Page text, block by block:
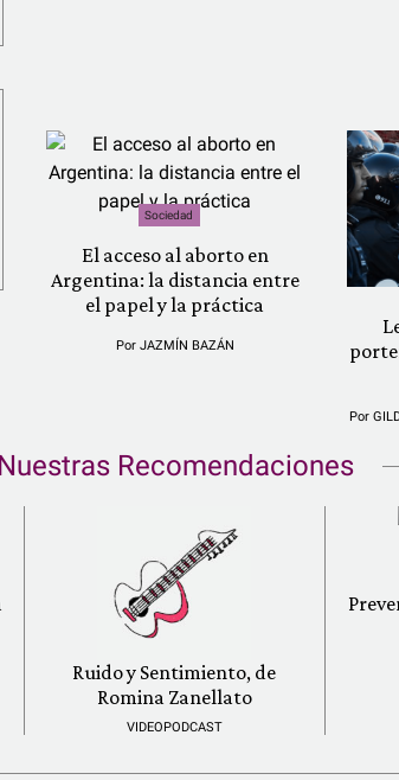
Sociedad
El acceso al aborto en
Argentina: la distancia entre
el papel y la práctica
Por JAZMÍN BAZÁN
Por
Nuestras Recomendaciones
Ruido y Sentimiento, de
Romina Zanellato
VIDEOPODCAST